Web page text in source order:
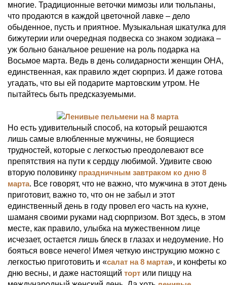
многие. Традиционные веточки мимозы или тюльпаны,
что продаются в каждой цветочной лавке – дело
обыденное, пусть и приятное. Музыкальная шкатулка для
бижутерии или очередная подвеска со знаком зодиака –
уж больно банальное решение на роль подарка на
Восьмое марта. Ведь в день солидарности женщин ОНА,
единственная, как правило ждет сюрприз. И даже готова
угадать, что вы ей подарите мартовским утром. Не
пытайтесь быть предсказуемыми.
Но есть удивительный способ, на который решаются
лишь самые влюбленные мужчины, не боящиеся
трудностей, которые с легкостью преодолевают все
препятствия на пути к сердцу любимой. Удивите свою
вторую половинку праздничным завтраком ко дню 8
марта. Все говорят, что не важно, что мужчина в этот день
приготовит, важно то, что он не забыл и этот
единственный день в году провел его часть на кухне,
шаманя своими руками над сюрпризом. Вот здесь, в этом
месте, как правило, улыбка на мужественном лице
исчезает, остается лишь блеск в глазах и недоумение. Но
бояться вовсе нечего! Имея четкую инструкцию можно с
легкостью приготовить и «салат на 8 марта», и конфеты ко
дню весны, и даже настоящий торт или пиццу на